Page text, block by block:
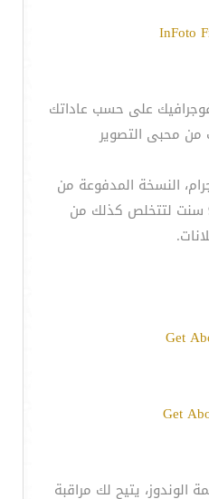
InFoto
على حسب عاداتك
من محبى التصوير
النسخة المدفوعة من
الموقع تحتاج فقط 99 سنت لتتخلص كذلك من
Get
يتيح لك مراقبة